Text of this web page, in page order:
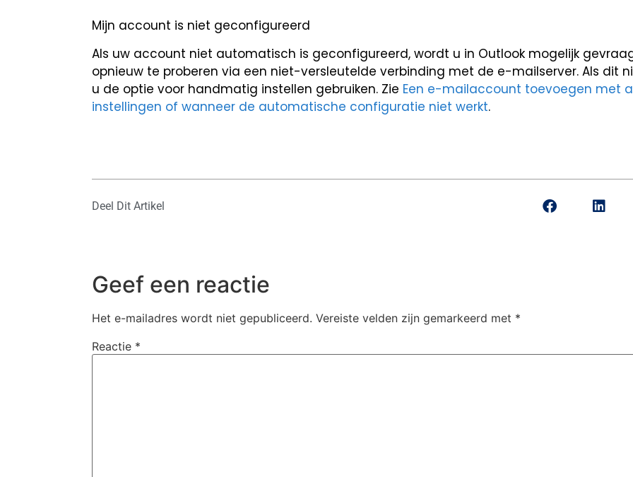
Mijn account is niet geconfigureerd
Als uw account niet automatisch is geconfigureerd, wordt u in Outlook mogelijk
opnieuw te proberen via een niet-versleutelde verbinding met de e-mailserver. Als dit
u de optie voor handmatig instellen gebruiken. Zie Een e-mailaccount toevoegen met
instellingen of wanneer de automatische configuratie niet werkt.
Deel Dit Artikel
Geef een reactie
Het e-mailadres wordt niet gepubliceerd. Vereiste velden zijn gemarkeerd met *
Reactie *